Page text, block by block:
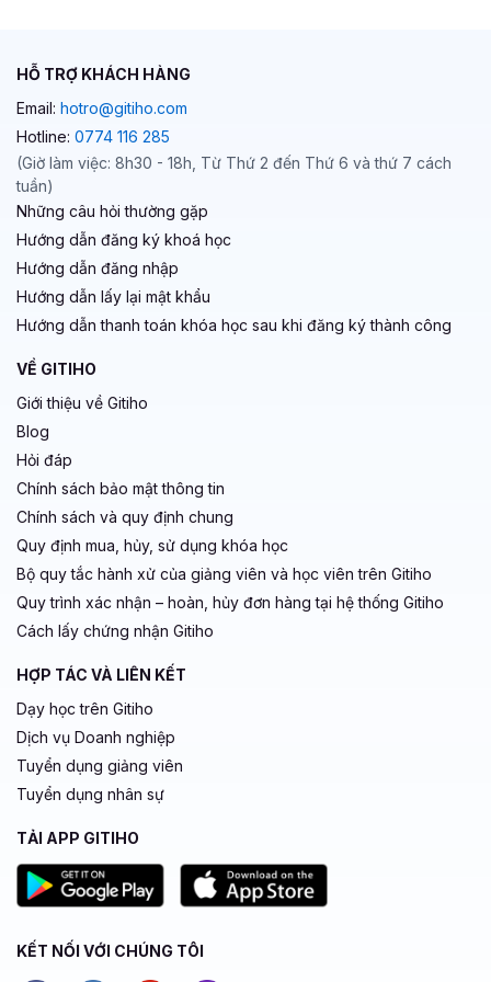
HỖ TRỢ KHÁCH HÀNG
Email: hotro@gitiho.com
Hotline: 0774 116 285
(Giờ làm việc: 8h30 - 18h, Từ Thứ 2 đến Thứ 6 và thứ 7 cách
tuần)
Những câu hỏi thường gặp
Hướng dẫn đăng ký khoá học
Hướng dẫn đăng nhập
Hướng dẫn lấy lại mật khẩu
Hướng dẫn thanh toán khóa học sau khi đăng ký thành công
VỀ GITIHO
Giới thiệu về Gitiho
Blog
Hỏi đáp
Chính sách bảo mật thông tin
Chính sách và quy định chung
Quy định mua, hủy, sử dụng khóa học
Bộ quy tắc hành xử của giảng viên và học viên trên Gitiho
Quy trình xác nhận – hoàn, hủy đơn hàng tại hệ thống Gitiho
Cách lấy chứng nhận Gitiho
HỢP TÁC VÀ LIÊN KẾT
Dạy học trên Gitiho
Dịch vụ Doanh nghiệp
Tuyển dụng giảng viên
Tuyển dụng nhân sự
TẢI APP GITIHO
KẾT NỐI VỚI CHÚNG TÔI